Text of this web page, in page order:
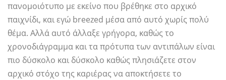
πανομοιότυπο με εκείνο που βρέθηκε στο αρχικό
παιχνίδι, και εγώ breezed μέσα από αυτό χωρίς πολύ
θέμα. Αλλά αυτό άλλαξε γρήγορα, καθώς το
χρονοδιάγραμμα και τα πρότυπα των αντιπάλων είναι
πιο δύσκολο και δύσκολο καθώς πλησιάζετε στον
αρχικό στόχο της καριέρας να αποκτήσετε το